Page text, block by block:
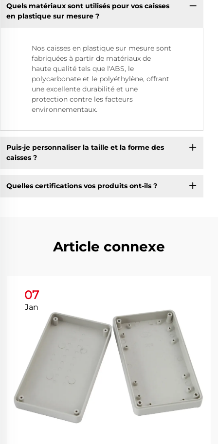
Quels matériaux sont utilisés pour vos caisses
en plastique sur mesure ?
Nos caisses en plastique sur mesure sont
fabriquées à partir de matériaux de
haute qualité tels que l'ABS, le
polycarbonate et le polyéthylène, offrant
une excellente durabilité et une
protection contre les facteurs
environnementaux.
Puis-je personnaliser la taille et la forme des
caisses ?
Quelles certifications vos produits ont-ils ?
Article connexe
07
Jan